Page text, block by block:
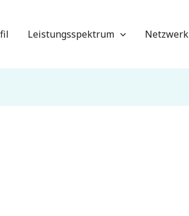
Leistungsspektrum Netzwerk